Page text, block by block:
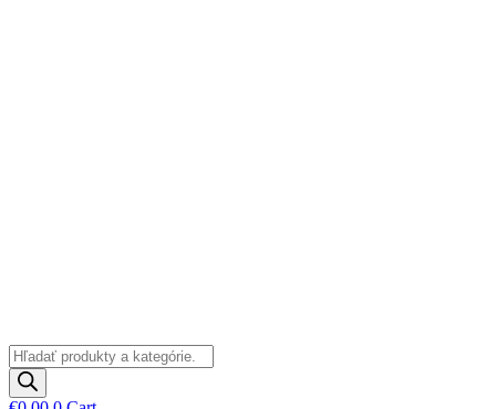
Products
search